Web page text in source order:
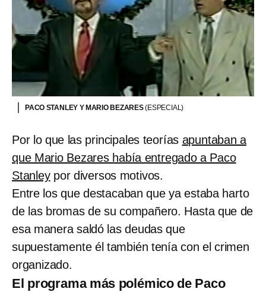
PACO STANLEY Y MARIO BEZARES(ESPECIAL)
Por lo que las principales teorías apuntaban a
que Mario Bezares había entregado a Paco
Stanleypor diversos motivos.
Entre los que destacaban que ya estaba harto
de las bromas de su compañero. Hasta que de
esa manera saldó las deudas que
supuestamente él también tenía con el crimen
organizado.
El programa más polémico de Paco